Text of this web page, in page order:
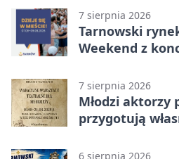
7 sierpnia 2026
Tarnowski
Weekend z
7 sierpnia 2026
Młodzi aktorzy
przygotują
6 sierpnia 2026